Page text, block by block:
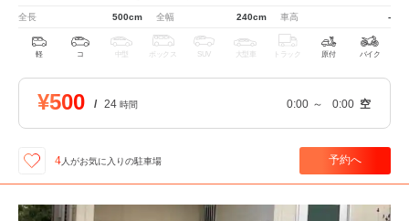
全長 500cm 全幅 240cm 車高 -
軽 コ 中型 ボックス SUV 大型車 トラック 原付 バイク
¥500 / 24 時間 0:00 ～ 0:00 空
4 人がお気に入りの駐車場 予約へ